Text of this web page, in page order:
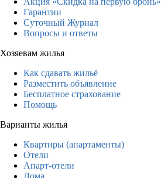
Гарантии
Суточный Журнал
Вопросы и ответы
Хозяевам жилья
Как сдавать жильё
Разместить объявление
Бесплатное страхование
Помощь
Варианты жилья
Квартиры (апартаменты)
Отели
Апарт-отели
Дома